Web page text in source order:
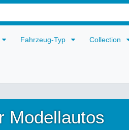
Fahrzeug-Typ Collection
Modellautos